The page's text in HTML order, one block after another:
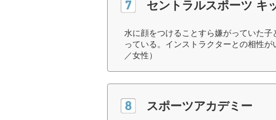
セントラルスポーツ キ
水に顔をつけることすら嫌がっていた
っている。インストラクターとの相性
／女性）
スポーツアカデミー